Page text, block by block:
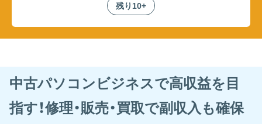
残り10+
中古パソコンビジネスで高収益を目
指す！修理・販売・買取で副収入も確保